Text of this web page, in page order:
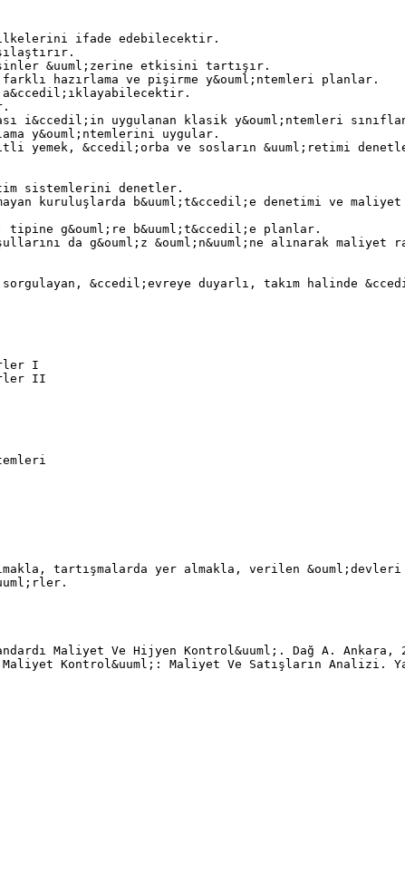
ilkelerini ifade edebilecektir.
&uuml;zerine etkisini tartışır.
hazırlama ve pişirme y&ouml;ntemleri planlar.
a&ccedil;ıklayabilecektir.
i&ccedil;in uygulanan klasik y&ouml;ntemleri
y&ouml;ntemlerini uygular.
yemek, &ccedil;orba ve sosların &uuml;retimi
sistemlerini denetler.
kuruluşlarda b&uuml;t&ccedil;e denetimi ve maliyet
tipine g&ouml;re b&uuml;t&ccedil;e planlar.
da g&ouml;z &ouml;n&uuml;ne alınarak maliyet
&ccedil;evreye duyarlı, takım halinde
I
II
tartışmalarda yer almakla, verilen &ouml;devleri
Maliyet Ve Hijyen Kontrol&uuml;. Dağ A. Ankara,
Kontrol&uuml;: Maliyet Ve Satışların Analizi.